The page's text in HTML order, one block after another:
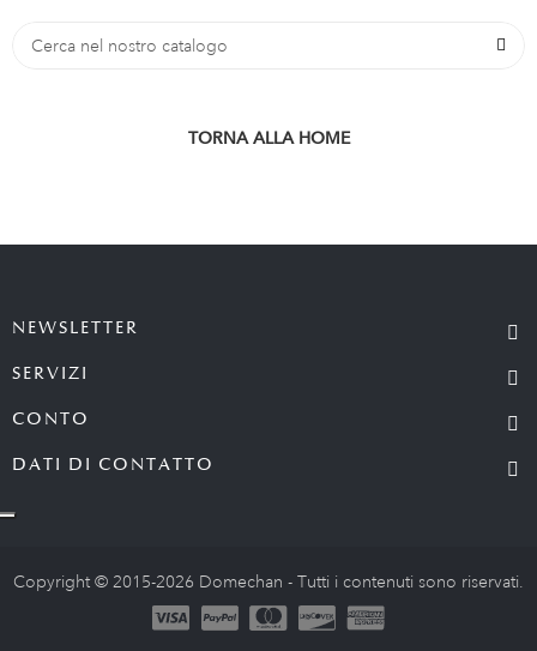
TORNA ALLA HOME
NEWSLETTER
SERVIZI
CONTO
DATI DI CONTATTO
Copyright © 2015-2026 Domechan - Tutti i contenuti sono riservati.